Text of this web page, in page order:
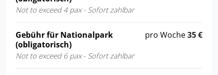
Not to exceed 4 pax - Sofort zahlbar
Gebühr für Nationalpark
(obligatorisch)
Not to exceed 6 pax - Sofort zahlbar
pro Woche35 €